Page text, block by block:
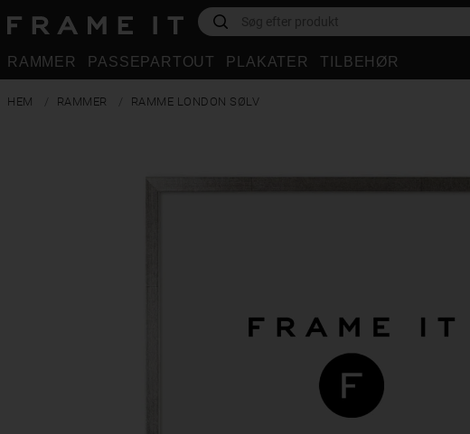
RAMMER PASSEPARTOUT PLAKATER TILBEHØR
HEM RAMMER RAMME LONDON SØLV